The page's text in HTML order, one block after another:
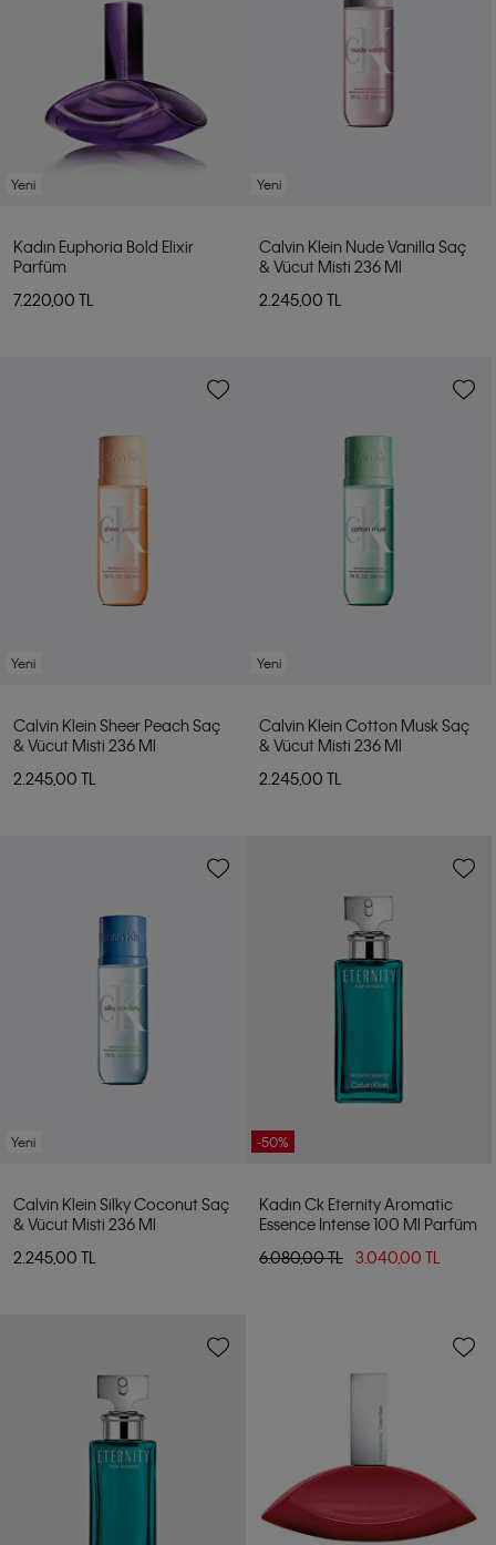
Yeni
Kadın Euphoria Bold Elixir
Parfüm
7.220,00 TL
Yeni
Calvin Klein Nude Vanilla Saç
& Vücut Misti 236 Ml
2.245,00 TL
Yeni
Calvin Klein Sheer Peach Saç
& Vücut Misti 236 Ml
2.245,00 TL
Yeni
Calvin Klein Cotton Musk Saç
& Vücut Misti 236 Ml
2.245,00 TL
Yeni
Calvin Klein Silky Coconut Saç
& Vücut Misti 236 Ml
2.245,00 TL
-50%
Kadın Ck Eternity Aromatic
Essence Intense 100 Ml Parfüm
6.080,00 TL
3.040,00 TL